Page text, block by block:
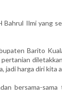
Ilmi yang
Barito
harga diri kita
bersama-